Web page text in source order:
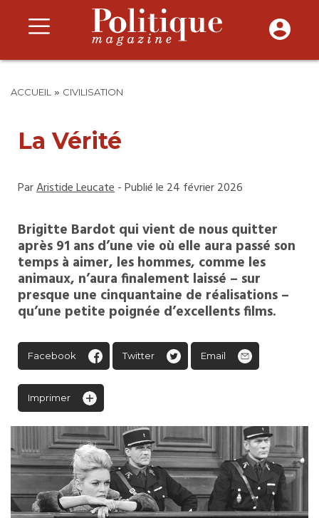
ACCUEIL » CIVILISATION
La Vérité
ParAristide Leucate- Publié le 24 février 2026
Brigitte Bardot qui vient de nous quitter
après 91 ans d’une vie où elle aura passé son
temps à aimer, les hommes, comme les
animaux, n’aura finalement laissé – sur
presque une cinquantaine de réalisations –
qu’une petite poignée d’excellents films.
Facebook Twitter Email
Imprimer